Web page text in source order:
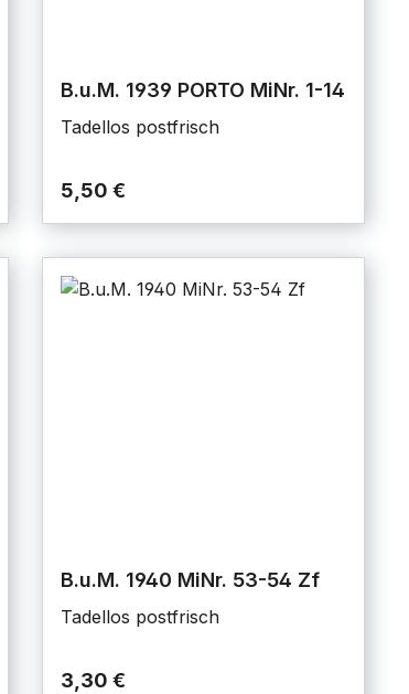
B.u.M. 1939 PORTO MiNr. 1-14
Tadellos postfrisch
5,50 €
B.u.M. 1940 MiNr. 53-54 Zf
Tadellos postfrisch
3,30 €